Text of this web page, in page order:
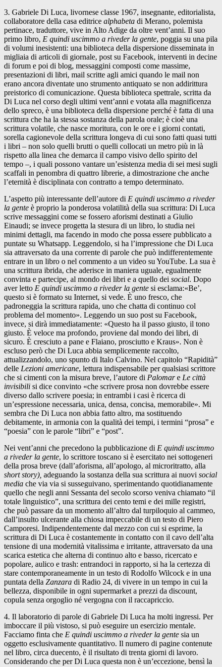
3. Gabriele Di Luca, livornese classe 1967, insegnante, editorialista,
collaboratore della casa editrice alphabeta di Merano, polemista
pertinace, traduttore, vive in Alto Adige da oltre vent’anni. Il suo
primo libro, E quindi uscimmo a riveder la gente, poggia su una pila
di volumi inesistenti: una biblioteca della dispersione disseminata in
migliaia di articoli di giornale, post su Facebook, interventi in decine
di forum e poi di blog, messaggini composti come massime,
presentazioni di libri, mail scritte agli amici quando le mail non
erano ancora diventate uno strumento antiquato se non addirittura
preistorico di comunicazione. Questa biblioteca spettrale, scritta da
Di Luca nel corso degli ultimi vent’anni e votata alla magnificenza
dello spreco, è una biblioteca della dispersione perché è fatta di una
scrittura che ha la stessa sostanza della parola orale; è cioè una
scrittura volatile, che nasce moritura, con le ore e i giorni contati,
sorella cagionevole della scrittura longeva di cui sono fatti quasi tutti
i libri – non solo quelli brutti o quelli collocati un metro più in là
rispetto alla linea che demarca il campo visivo dello spirito del
tempo –, i quali possono vantare un’esistenza media di sei mesi sugli
scaffali in penombra di quattro librerie, a dimostrazione che anche
l’eternità è disciplinata con contratto a tempo determinato.
L’aspetto più interessante dell’autore di E quindi uscimmo a riveder
la gente è proprio la ponderosa volatilità della sua scrittura: Di Luca
scrive messaggini come se fossero aforismi destinati a Giulio
Einaudi; se invece progetta la stesura di un libro, lo studia nei
minimi dettagli, ma facendo in modo che possa essere pubblicato a
puntate su Whatsapp. Leggendolo, si ha l’impressione che Di Luca
sia attraversato da una corrente di parole che può indifferentemente
entrare in un libro o nel commento a un video su YouTube. La sua è
una scrittura ibrida, che aderisce in maniera uguale, egualmente
convinta e partecipe, al mondo dei libri e a quello dei social. Dopo
aver letto E quindi uscimmo a riveder la gente si esclama:«Be’,
questo si è formato su Internet, si vede. È uno fresco, che
padroneggia la scrittura rapida, uno che chatta di continuo col
problema del momento». Leggendo un suo post su Facebook,
invece, si dirà immediatamente: «Questo ha il passo giusto, il tono
giusto. È veloce ma profondo, proviene dal mondo dei libri, di
sicuro. È cresciuto a pane e Flaiano, prosciutto e Kraus». Non è
escluso però che Di Luca abbia semplicemente raccolto,
attualizzandolo, uno spunto di Italo Calvino. Nel capitolo “Rapidità”
delle Lezioni americane, lettura indispensabile per qualsiasi scrittore
che si cimenti con la misura breve, l’autore di Palomare Le città
invisibili si dice convinto «che scrivere prosa non dovrebbe essere
diverso dallo scrivere poesia; in entrambi i casi è ricerca di
un’espressione necessaria, unica, densa, concisa, memorabile». Mi
sembra che Di Luca non abbia fatto altro, ma sostituendo
debitamente, in armonia con la qualità dei tempi, i termini “prosa” e
“poesia” con le parole “libri” e “post”.
Nei vent’anni che precedono la pubblicazione di E quindi uscimmo
a riveder la gente, lo scrittore toscano si è esercitato nei sottogeneri
della prosa breve (dall’aforisma, all’apologo, al microritratto, alla
short story), adeguando la sostanza della sua scrittura ai nuovi social
media che via via si susseguivano, sperimentando quotidianamente
quello che negli anni Sessanta del secolo scorso veniva chiamato “il
totale linguistico”, una scrittura dei cento temi e dei mille registri,
che può passare da un momento all’altro dal turpiloquio al cammeo,
dall’insulto ulcerante alla chiosa impeccabile di un testo di Piero
Camporesi. Indipendentemente dal mezzo con cui si esprime, la
scrittura di Di Luca è costantemente in contatto con il cavo dell’alta
tensione di una modernità vitalissima e irritante, attraversato da una
scarica estetica che alterna di continuo alto e basso, ricercato e
popolare, aulico e trash: entrandoci in rapporto, si ha la certezza di
stare contemporaneamente in un testo di Rodolfo Wilcock e in una
puntata della Zanzara di Radio 24, di vivere in un tempo in cui la
bellezza, disponibile in ogni supermarket a prezzi da discount,
copula senza orgoglio né vergogna con il raccapriccio.
4. Il laboratorio di parole di Gabriele Di Luca ha molti ingressi. Per
imboccare il più vistoso, si può eseguire un esercizio mentale.
Facciamo finta che E quindi uscimmo a riveder la gente sia un
oggetto esclusivamente quantitativo. Il numero di pagine contenute
nel libro, circa duecento, è il risultato di trenta giorni di lavoro.
Considerando che per Di Luca questa non è un’eccezione, bensì la